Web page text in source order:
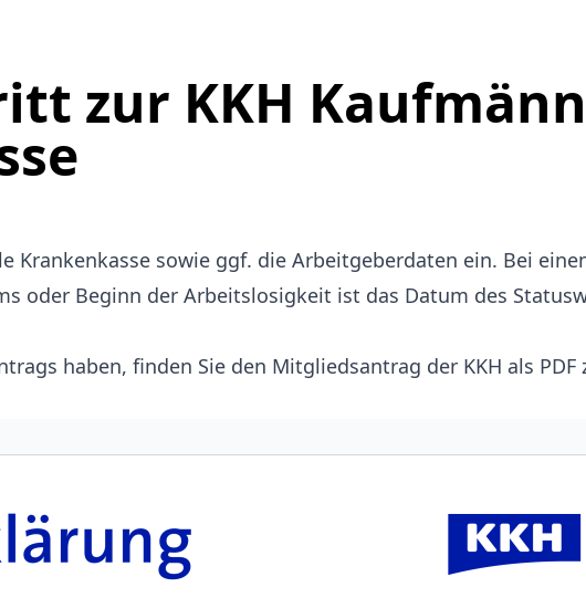
zur KKH
Krankenkasse sowie ggf. die Arbeitgeberdaten ein. Bei
oder Beginn der Arbeitslosigkeit ist das Datum des
haben, finden Sie den Mitgliedsantrag der KKH als